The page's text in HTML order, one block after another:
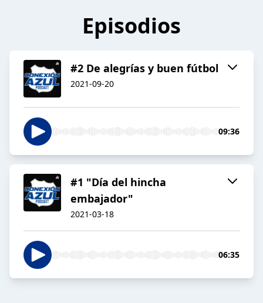
Episodios
#2 De alegrías y buen fútbol
2021-09-20
09:36
#1 "Día del hincha
embajador"
2021-03-18
06:35